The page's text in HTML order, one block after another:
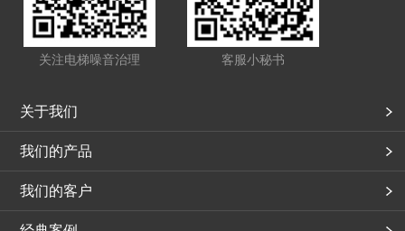
关注电梯噪音治理 客服小秘书
关于我们
我们的产品
我们的客户